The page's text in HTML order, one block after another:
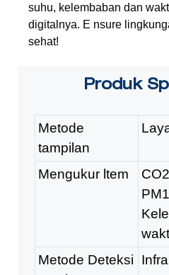
suhu, kelembaban dan
digitalnya. E nsure
sehat!
Produk
Metode
tampilan
Mengukur ltem
Metode Deteksi